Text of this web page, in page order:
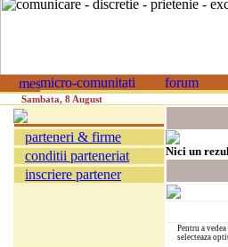
Sambata, 8 August
parteneri & firme
conditii parteneriat
inscriere partener
Nici un
Pentru a vedea
selecteaza